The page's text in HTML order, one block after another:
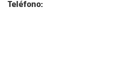
Teléfono: